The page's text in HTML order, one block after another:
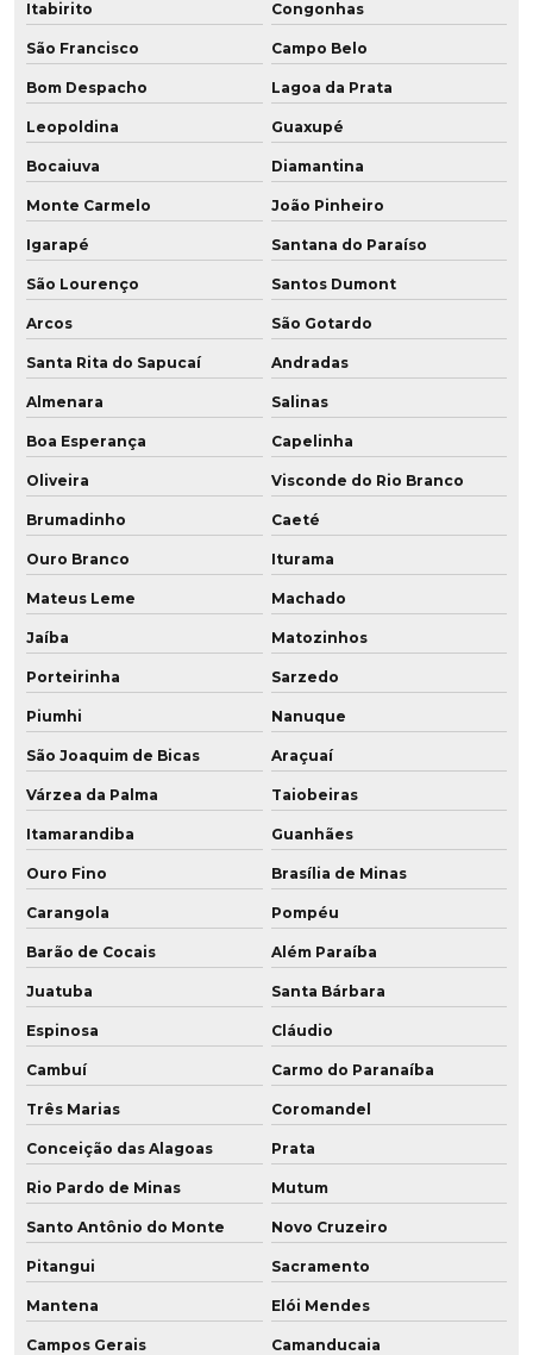
Peças usinadas em pu
Perfil para mineração
Placa de poliuretano
Placa de poliuretano onde comprar
Placa de pu
Placa de pu onde comprar
Placas de poliuretano preço
Polia em baixa dureza
Polia em poliuretano
Poliuretano aditivado
Poliuretano aditivado com grafeno
Poliuretano de alta performance
Poliuretano com grafeno
Pu amortecedor
Raspador em pu
Recondicionamento de peças
Recondicionamento de rodas
Revestimento de cilindros em pu
Revestimento de polia
Revestimento de polia em pu
Revestimento poliuretano
Revestimento de poliuretano em tubos
Revestimento em pu
Revestimento de rodas para empilhadeiras
Itabirito Congonhas
São Francisco Campo Belo
Bom Despacho Lagoa da Prata
Leopoldina Guaxupé
Bocaiuva Diamantina
Monte Carmelo João Pinheiro
Igarapé Santana do Paraíso
São Lourenço Santos Dumont
Arcos São Gotardo
Santa Rita do Sapucaí Andradas
Almenara Salinas
Boa Esperança Capelinha
Oliveira Visconde do Rio Branco
Brumadinho Caeté
Ouro Branco Iturama
Mateus Leme Machado
Jaíba Matozinhos
Porteirinha Sarzedo
Piumhi Nanuque
São Joaquim de Bicas Araçuaí
Várzea da Palma Taiobeiras
Itamarandiba Guanhães
Ouro Fino Brasília de Minas
Carangola Pompéu
Barão de Cocais Além Paraíba
Juatuba Santa Bárbara
Espinosa Cláudio
Cambuí Carmo do Paranaíba
Três Marias Coromandel
Conceição das Alagoas Prata
Rio Pardo de Minas Mutum
Santo Antônio do Monte Novo Cruzeiro
Pitangui Sacramento
Mantena Elói Mendes
Campos Gerais Camanducaia